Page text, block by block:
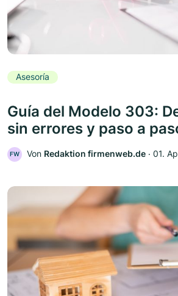
Asesoría
Guía del Modelo 303:
sin errores y paso a
FW Von Redaktion firmenweb.de ‧ 01.